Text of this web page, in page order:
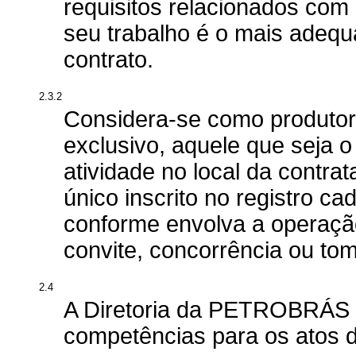
requisitos relacionados
seu trabalho é o mais
contrato.
2.3.2
Considera-se como
exclusivo, aquele que seja
atividade no local da
único inscrito no registro
conforme envolva a
convite, concorrência ou
2.4
A Diretoria da
competências para os atos